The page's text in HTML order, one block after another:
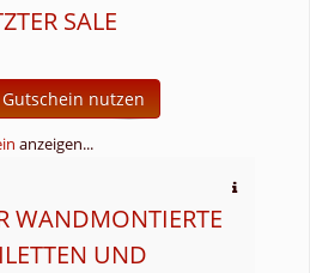
SALE
nutzen
anzeigen...
WANDMONTIERTE
UND